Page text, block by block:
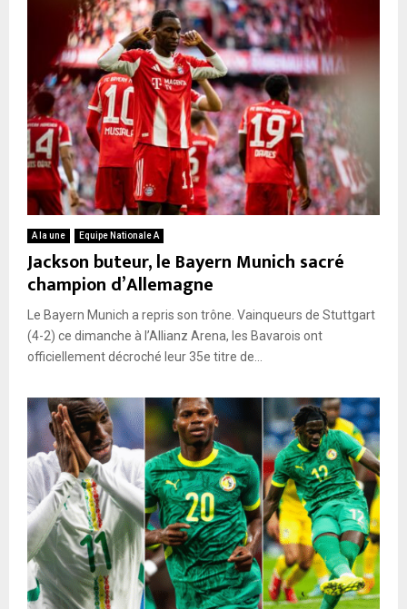
A la une Equipe Nationale A
Jackson buteur, le Bayern Munich sacré
champion d’Allemagne
Le Bayern Munich a repris son trône. Vainqueurs de Stuttgart
(4-2) ce dimanche à l’Allianz Arena, les Bavarois ont
officiellement décroché leur 35e titre de...